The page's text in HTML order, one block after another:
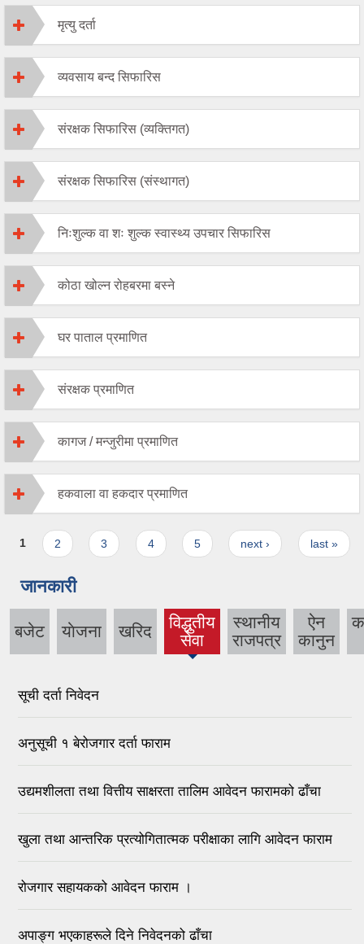
मृत्यु दर्ता
व्यवसाय बन्द सिफारिस
संरक्षक सिफारिस (व्यक्तिगत)
संरक्षक सिफारिस (संस्थागत)
निःशुल्क वा शः शुल्क स्वास्थ्य उपचार सिफारिस
कोठा खोल्न रोहबरमा बस्ने
घर पाताल प्रमाणित
संरक्षक प्रमाणित
कागज / मन्जुरीमा प्रमाणित
हकवाला वा हकदार प्रमाणित
Pages
1 2 3 4 5 next › last »
जानकारी
बजेट याेजना खरिद
विद्धुतीय
सेवा
(active
tab)
स्थानीय
राजपत्र
ऐन
कानुन
सूची दर्ता निवेदन
अनुसूची १ बेरोजगार दर्ता फाराम
उद्यमशीलता तथा वित्तीय साक्षरता तालिम आवेदन फारामको ढाँचा
खुला तथा आन्तरिक प्रत्योगितात्मक परीक्षाका लागि आवेदन फाराम
रोजगार सहायकको आवेदन फाराम ।
अपाङ्ग भएकाहरूले दिने निवेदनको ढाँचा